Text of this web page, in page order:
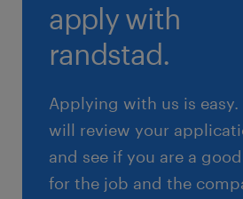
apply with
randstad.
Applying with us is easy.
will review your
and see if you are a
for the job and the